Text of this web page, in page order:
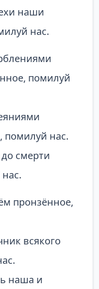
наши
нас.
помилуй
нас.
смерти
пронзённое,
всякого
наша и